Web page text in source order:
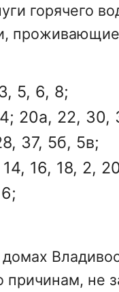
горячего
5, 6, 8;
20а, 22, 30,
37, 5б, 5в;
16, 18, 2,
причинам, не